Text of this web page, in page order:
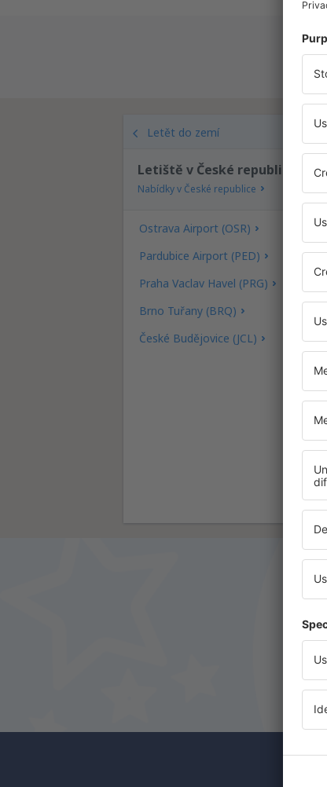
Letět do zemí
Letiště v České republice
Nabídky v České republice
Ostrava Airport (OSR)
Pardubice Airport (PED)
Praha Vaclav Havel (PRG)
Brno Tuřany (BRQ)
České Budějovice (JCL)